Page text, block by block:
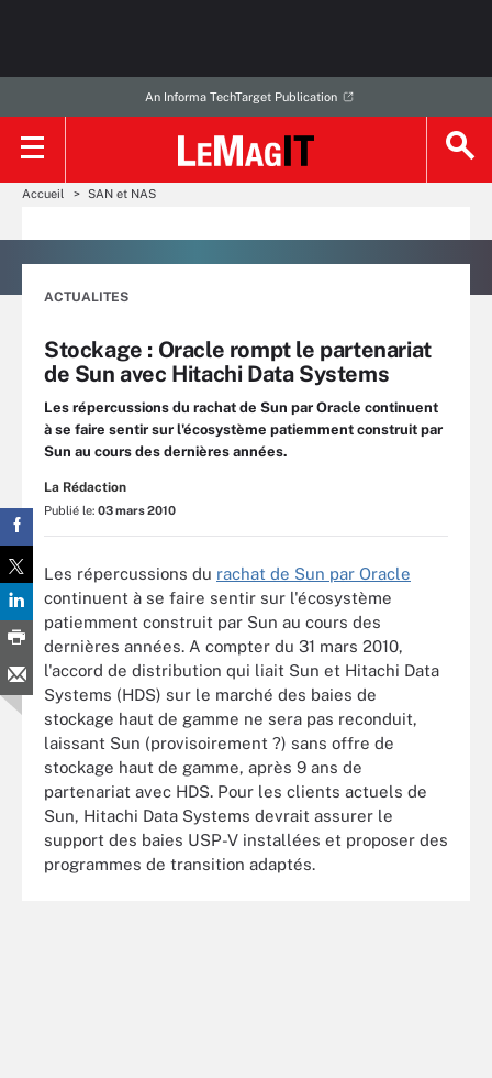
An Informa TechTarget Publication
Accueil SAN et NAS
ACTUALITES
Stockage : Oracle rompt le partenariat
de Sun avec Hitachi Data Systems
Les répercussions du rachat de Sun par Oracle continuent
à se faire sentir sur l'écosystème patiemment construit par
Sun au cours des dernières années.
La Rédaction
Publié le: 03 mars 2010
Les répercussions du rachat de Sun par Oracle
continuent à se faire sentir sur l'écosystème
patiemment construit par Sun au cours des
dernières années. A compter du 31 mars 2010,
l'accord de distribution qui liait Sun et Hitachi Data
Systems (HDS) sur le marché des baies de
stockage haut de gamme ne sera pas reconduit,
laissant Sun (provisoirement ?) sans offre de
stockage haut de gamme, après 9 ans de
partenariat avec HDS. Pour les clients actuels de
Sun, Hitachi Data Systems devrait assurer le
support des baies USP-V installées et proposer des
programmes de transition adaptés.